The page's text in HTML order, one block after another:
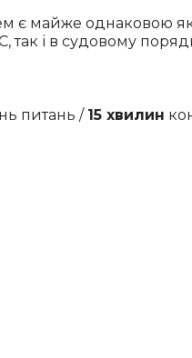
майже однаковою
так і в судовому
питань / 15 хвилин